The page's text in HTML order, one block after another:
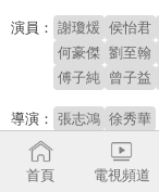
演員： 謝瓊煖 侯怡君
何豪傑 劉至翰
傅子純 曾子益
導演： 張志鴻 徐秀華
# 外遇
# 八點檔
首頁
電視頻道